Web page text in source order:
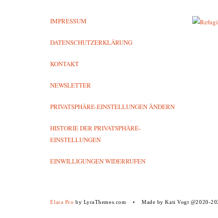
IMPRESSUM
DATENSCHUTZERKLÄRUNG
KONTAKT
NEWSLETTER
PRIVATSPHÄRE-EINSTELLUNGEN ÄNDERN
HISTORIE DER PRIVATSPHÄRE-
EINSTELLUNGEN
EINWILLIGUNGEN WIDERRUFEN
Elara Pro by LyraThemes.com Made by Kati Vogt @2020-